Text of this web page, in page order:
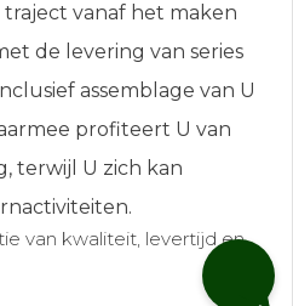
traject vanaf het maken
de levering van series
assemblage van U
profiteert U van
terwijl U zich kan
van kwaliteit, levertijd en